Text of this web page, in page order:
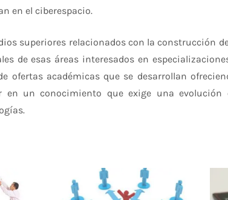
en el ciberespacio.
superiores relacionados con la construcción
de esas áreas interesados en
ofertas académicas que se desarrollan
en un conocimiento que exige una evolución